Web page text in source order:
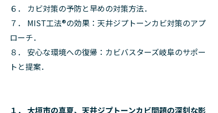
６． カビ対策の予防と早めの対策方法．
７． MIST工法®の効果：天井ジプトーンカビ対策のアプ
ローチ．
８． 安心な環境への復帰：カビバスターズ岐阜のサポー
トと提案．
１． 大垣市の真夏、天井ジプトーンカビ問題の深刻な影